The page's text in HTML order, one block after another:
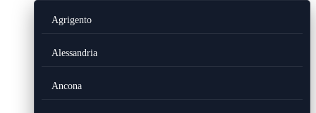
Agrigento
Alessandria
Ancona